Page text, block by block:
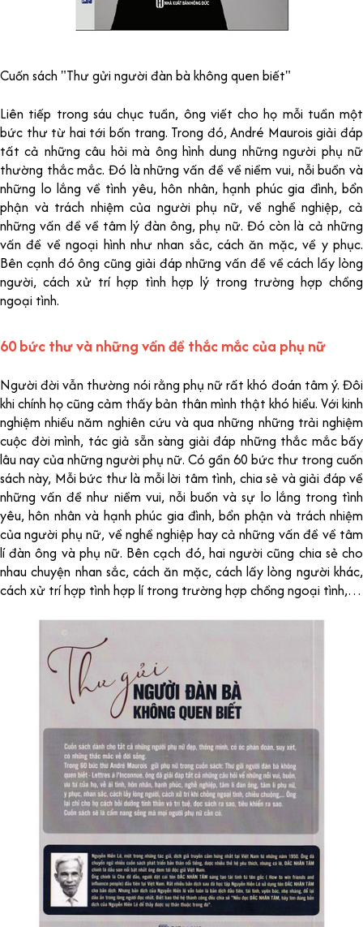
Cuốn sách "Thư gửi người đàn bà không quen biết"
Liên tiếp trong sáu chục tuần, ông viết cho họ mỗi tuần một
bức thư từ hai tới bốn trang. Trong đó, André Maurois giải đáp
tất cả những câu hỏi mà ông hình dung những người phụ nữ
thường thắc mắc. Đó là những vấn đề về niềm vui, nỗi buồn và
những lo lắng về tình yêu, hôn nhân, hạnh phúc gia đình, bổn
phận và trách nhiệm của người phụ nữ, về nghề nghiệp, cả
những vấn đề về tâm lý đàn ông, phụ nữ. Đó còn là cả những
vấn đề về ngoại hình như nhan sắc, cách ăn mặc, về y phục.
Bên cạnh đó ông cũng giải đáp những vấn đề về cách lấy lòng
người, cách xử trí hợp tình hợp lý trong trường hợp chồng
ngoại tình.
60 bức thư và những vấn đề thắc mắc của phụ nữ
Người đời vẫn thường nói rằng phụ nữ rất khó đoán tâm ý. Đôi
khi chính họ cũng cảm thấy bản thân mình thật khó hiểu. Với kinh
nghiệm nhiều năm nghiên cứu và qua những những trải nghiệm
cuộc đời mình, tác giả sẵn sàng giải đáp những thắc mắc bấy
lâu nay của những người phụ nữ. Có gần 60 bức thư trong cuốn
sách này, Mỗi bức thư là mỗi lời tâm tình, chia sẻ và giải đáp về
những vấn đề như niềm vui, nỗi buồn và sự lo lắng trong tình
yêu, hôn nhân và hạnh phúc gia đình, bổn phận và trách nhiệm
của người phụ nữ, về nghề nghiệp hay cả những vấn đề về tâm
lí đàn ông và phụ nữ. Bên cạch đó, hai người cũng chia sẻ cho
nhau chuyện nhan sắc, cách ăn mặc, cách lấy lòng người khác,
cách xử trí hợp tình hợp lí trong trường hợp chồng ngoại tình,…